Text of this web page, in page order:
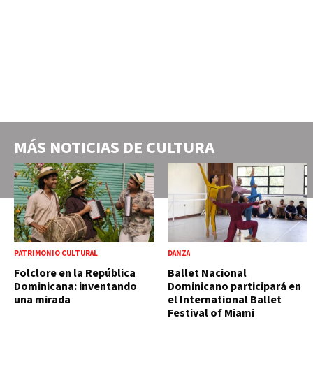
MÁS NOTICIAS DE CULTURA
PATRIMONIO CULTURAL
Folclore en la República
Dominicana: inventando
una mirada
DANZA
Ballet Nacional
Dominicano participará en
el International Ballet
Festival of Miami